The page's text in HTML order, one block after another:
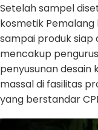
Setelah sampel
kosmetik
sampai produk siap
mencakup
penyusunan desain
massal di fasilitas
yang berstandar